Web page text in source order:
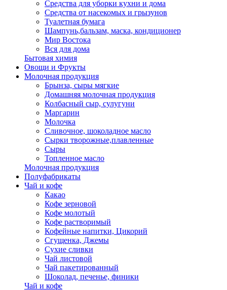
Средства для уборки кухни и дома
Средства от насекомых и грызунов
Туалетная бумага
Шампунь,бальзам, маска, кондиционер
Мир Востока
Вся для дома
Бытовая химия
Овощи и Фрукты
Молочная продукция
Брынза, сыры мягкие
Домашняя молочная продукция
Колбасный сыр, сулугуни
Маргарин
Молочка
Сливочное, шоколадное масло
Сырки творожные,плавленные
Сыры
Топленное масло
Молочная продукция
Полуфабрикаты
Чай и кофе
Какао
Кофе зерновой
Кофе молотый
Кофе растворимый
Кофейные напитки, Цикорий
Сгущенка, Джемы
Сухие сливки
Чай листовой
Чай пакетированный
Шоколад, печенье, финики
Чай и кофе